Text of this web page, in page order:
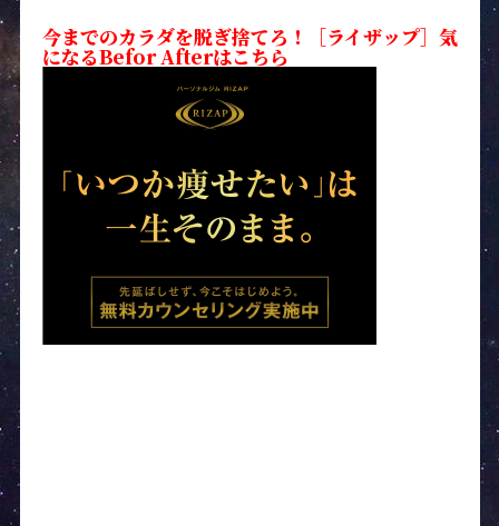
今までのカラダを脱ぎ捨てろ！［ライザップ］気
になるBefor Afterはこちら